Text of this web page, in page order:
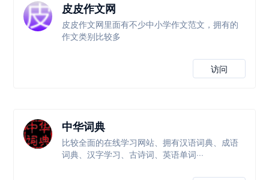
皮皮作文网
皮皮作文网里面有不少中小学作文范文，拥有的
作文类别比较多
访问
中华词典
比较全面的在线学习网站、拥有汉语词典、成语
词典、汉字学习、古诗词、英语单词···